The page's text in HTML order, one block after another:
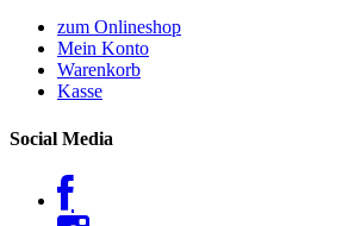
zum Onlineshop
Mein Konto
Warenkorb
Kasse
Social Media